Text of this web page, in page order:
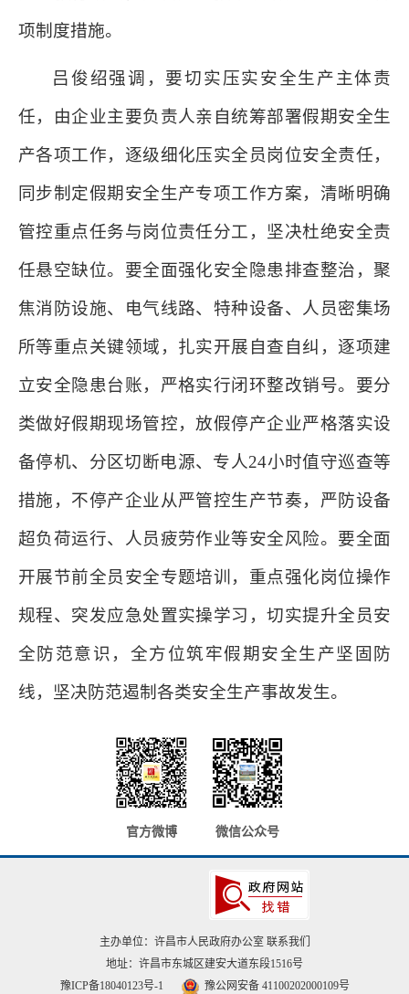
项制度措施。
吕俊绍强调，要切实压实安全生产主体责
任，由企业主要负责人亲自统筹部署假期安全生
产各项工作，逐级细化压实全员岗位安全责任，
同步制定假期安全生产专项工作方案，清晰明确
管控重点任务与岗位责任分工，坚决杜绝安全责
任悬空缺位。要全面强化安全隐患排查整治，聚
焦消防设施、电气线路、特种设备、人员密集场
所等重点关键领域，扎实开展自查自纠，逐项建
立安全隐患台账，严格实行闭环整改销号。要分
类做好假期现场管控，放假停产企业严格落实设
备停机、分区切断电源、专人24小时值守巡查等
措施，不停产企业从严管控生产节奏，严防设备
超负荷运行、人员疲劳作业等安全风险。要全面
开展节前全员安全专题培训，重点强化岗位操作
规程、突发应急处置实操学习，切实提升全员安
全防范意识，全方位筑牢假期安全生产坚固防
线，坚决防范遏制各类安全生产事故发生。
官方微博 微信公众号
主办单位：许昌市人民政府办公室 联系我们
地址：许昌市东城区建安大道东段1516号
豫ICP备18040123号-1
豫公网安备 41100202000109号